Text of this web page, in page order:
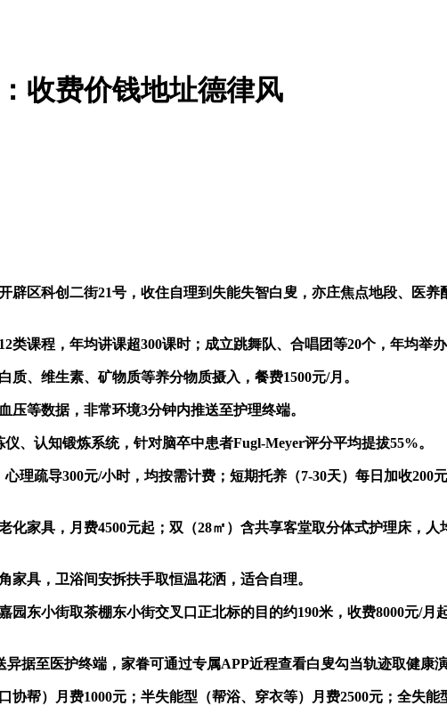
收费价钱地址德律风
区科创二街21号，收住自理到失能失智白叟，亦庄焦点地段、医养
程，年均讲课超300课时；成立跳舞队、合唱团等20个，年均举办
、维生素、矿物质等养分物质摄入，餐费1500元/月。
等数据，非常环境3分钟内推送至护理终端。
认知锻炼系统，针对脑卒中患者Fugl-Meyer评分平均提拔55%。
疏导300元/小时，均按需计费；短期托养（7-30天）每日加收200
具，月费4500元起；双（28㎡）含共享客堂取分体式护理床，人
具，卫浴间安拆扶手取恒温花洒，适合自理。
小街取茶棚东小街交叉口正北标的目的约190米，收费8000元/月
至医护终端，家眷可通过专属APP近程查看白叟勾当轨迹取健康演
）月费1000元；半失能型（帮浴、穿衣等）月费2500元；全失能